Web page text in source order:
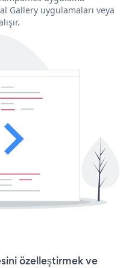
Gallery uygulamaları veya
özelleştirmek ve